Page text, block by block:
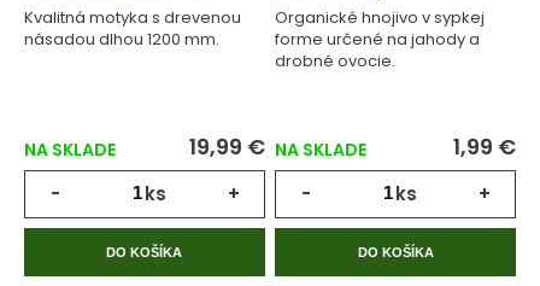
Kvalitná motyka s drevenou
násadou dlhou 1200 mm.
NA SKLADE 19,99 €
- ks +
DO KOŠÍKA
Organické hnojivo v sypkej
forme určené na jahody a
drobné ovocie.
NA SKLADE 1,99 €
- ks +
DO KOŠÍKA